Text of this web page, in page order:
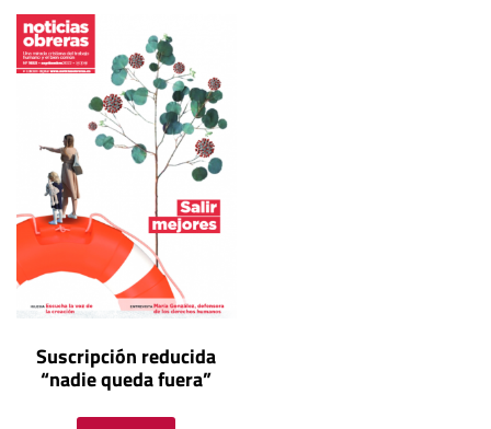
Suscripción reducida
“nadie queda fuera”